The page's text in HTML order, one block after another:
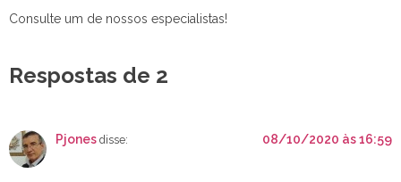
Consulte um de nossos especialistas!
Respostas de 2
Pjones disse: 08/10/2020 às 16:59